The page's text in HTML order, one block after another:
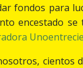
fondos para
encestado
cientos